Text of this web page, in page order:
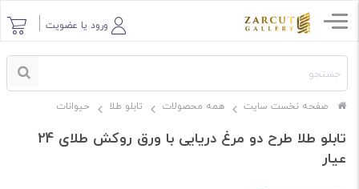
ورود یا عضویت
صفحه نخست سایت همه محصولات تابلو طلا حیوانات
تابلو طلا طرح دو مرغ دریایی با ورق روکش طلای 24
عیار